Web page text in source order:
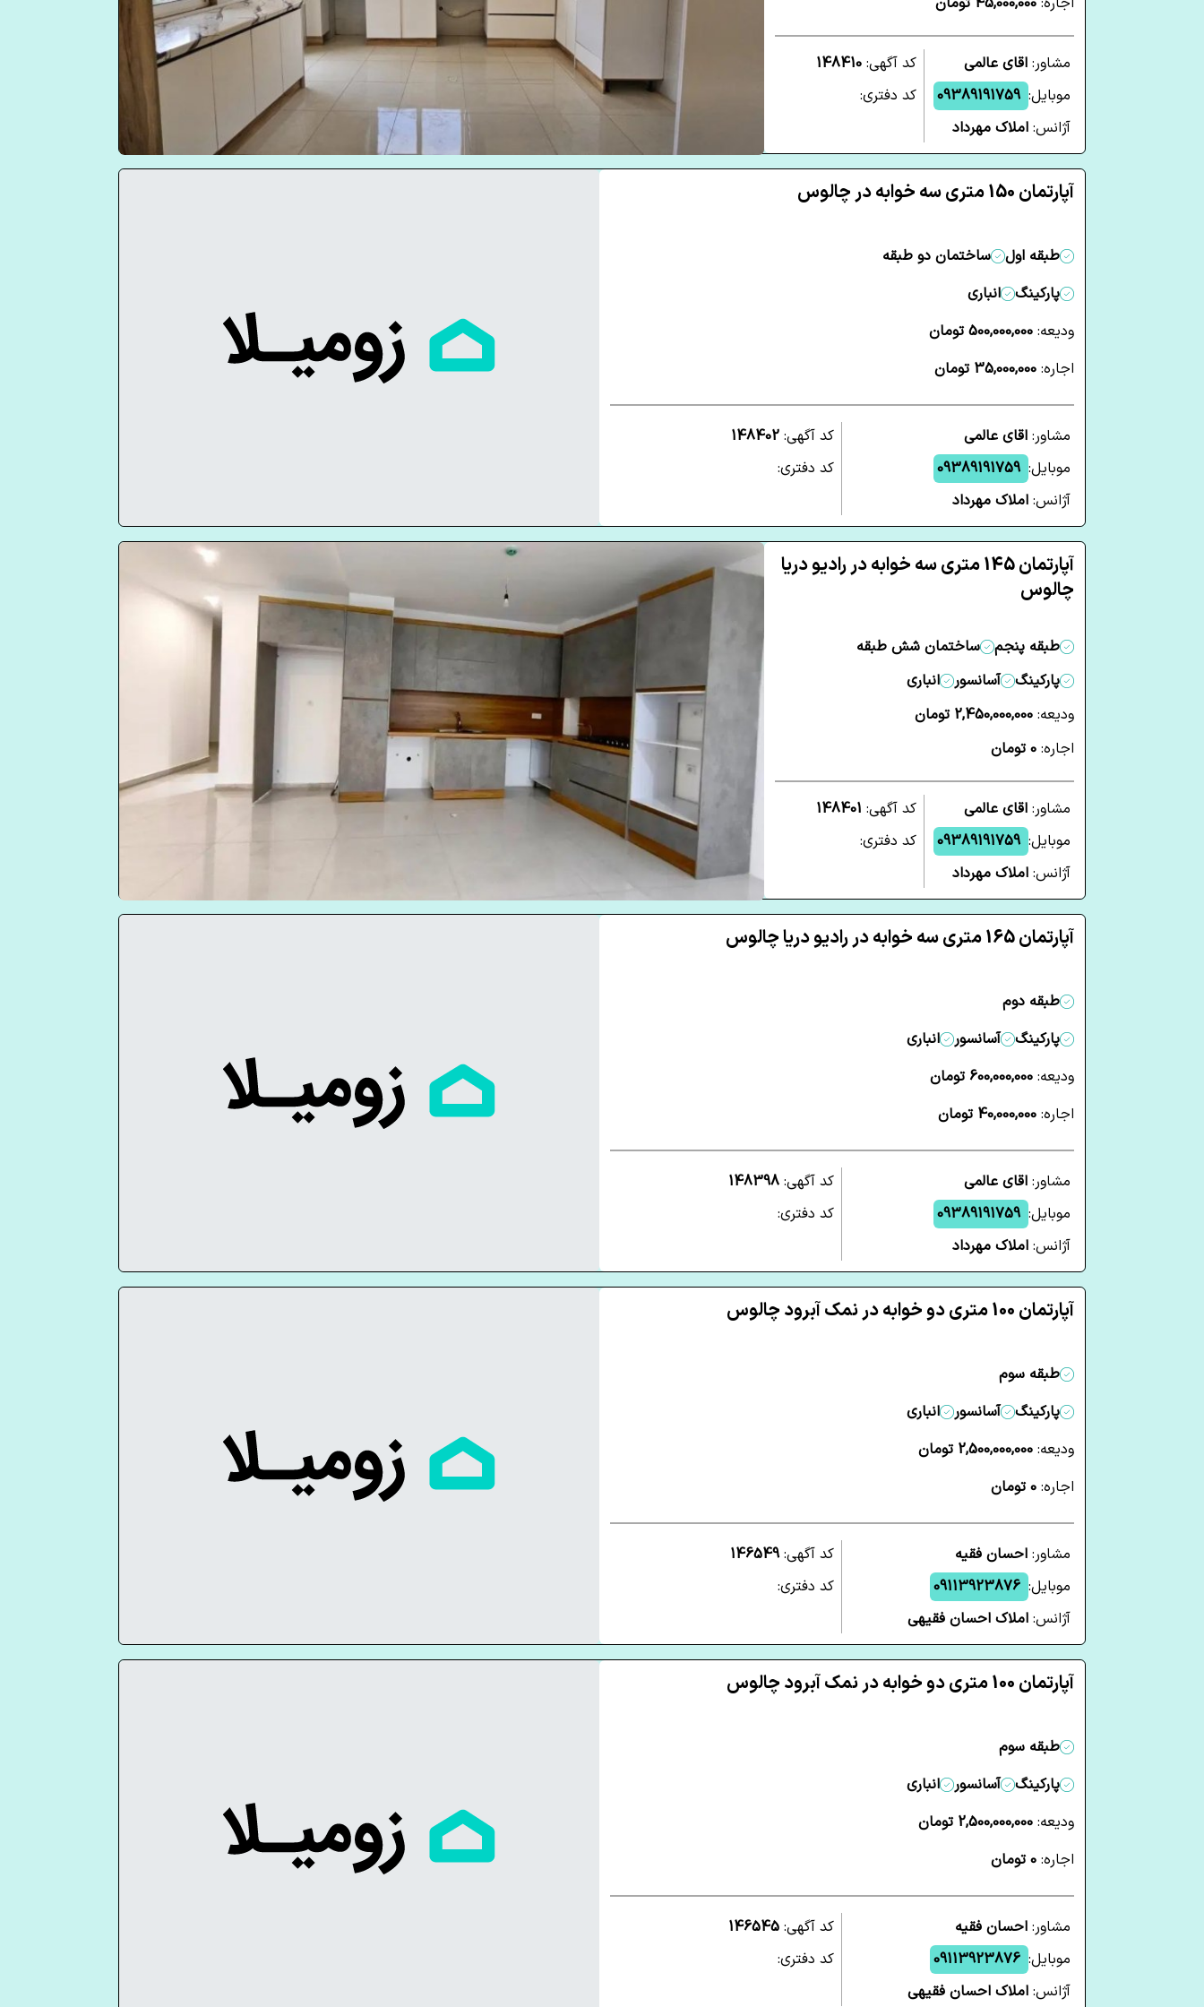
مشاور: اقای عالمی
موبایل: 09389191759
آژانس: املاک مهرداد
کد آگهی: 148410
کد دفتری:
آپارتمان 150 متری سه خوابه در چالوس
طبقه اول
ساختمان دو طبقه
پارکینگ
انباری
ودیعه: 500,000,000 تومان
اجاره: 35,000,000 تومان
مشاور: اقای عالمی
موبایل: 09389191759
آژانس: املاک مهرداد
کد آگهی: 148402
کد دفتری:
آپارتمان 145 متری سه خوابه در رادیو دریا
چالوس
طبقه پنجم
ساختمان شش طبقه
پارکینگ
آسانسور
انباری
ودیعه: 2,450,000,000 تومان
اجاره: 0 تومان
مشاور: اقای عالمی
موبایل: 09389191759
آژانس: املاک مهرداد
کد آگهی: 148401
کد دفتری:
آپارتمان 165 متری سه خوابه در رادیو دریا چالوس
طبقه دوم
پارکینگ
آسانسور
انباری
ودیعه: 600,000,000 تومان
اجاره: 40,000,000 تومان
مشاور: اقای عالمی
موبایل: 09389191759
آژانس: املاک مهرداد
کد آگهی: 148398
کد دفتری:
آپارتمان 100 متری دو خوابه در نمک آبرود چالوس
طبقه سوم
پارکینگ
آسانسور
انباری
ودیعه: 2,500,000,000 تومان
اجاره: 0 تومان
مشاور: احسان فقیه
موبایل: 09113923876
آژانس: املاک احسان فقیهی
کد آگهی:146549
کد دفتری:
آپارتمان 100 متری دو خوابه در نمک آبرود چالوس
طبقه سوم
پارکینگ
آسانسور
انباری
ودیعه: 2,500,000,000 تومان
اجاره: 0 تومان
مشاور: احسان فقیه
موبایل: 09113923876
آژانس: املاک احسان فقیهی
کد آگهی: 146545
کد دفتری: